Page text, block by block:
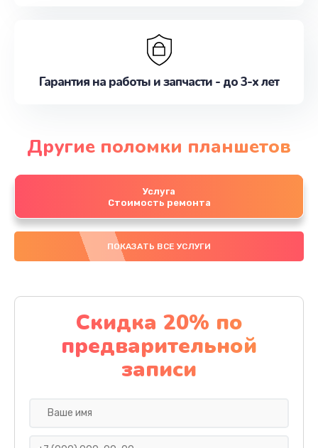
Гарантия на работы и запчасти - до 3-х лет
Другие поломки планшетов
Услуга
Стоимость ремонта
ПОКАЗАТЬ ВСЕ УСЛУГИ
Скидка 20% по
предварительной
записи